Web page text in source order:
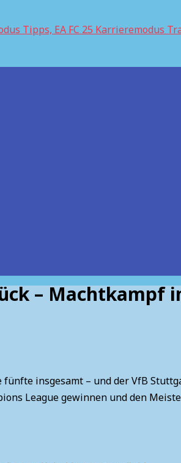
– Machtkampf
fünfte insgesamt – und der VfB
League gewinnen und den